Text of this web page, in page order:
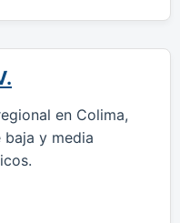
en Colima,
baja y media